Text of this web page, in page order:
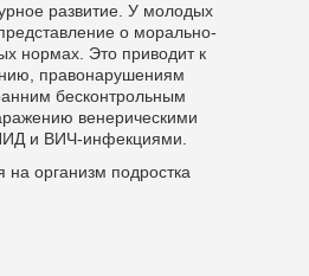
развитие. У молодых
о морально-
нормах. Это приводит к
правонарушениям
бесконтрольным
венерическими
и ВИЧ-инфекциями.